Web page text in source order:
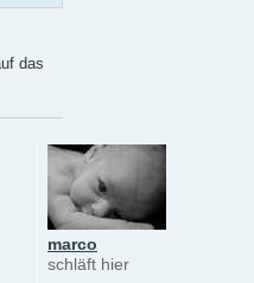
das
marco
schläft hier